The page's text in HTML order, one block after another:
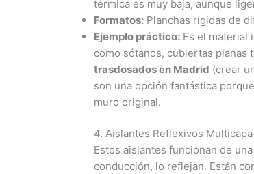
térmica es muy baja, aunque
Formatos: Planchas rígidas de
Ejemplo práctico: Es el material
como sótanos, cubiertas planas
trasdosados en Madrid (crear
son una opción fantástica
muro original.
4. Aislantes Reflexivos Multicapa
Estos aislantes funcionan de
conducción, lo reflejan. Están